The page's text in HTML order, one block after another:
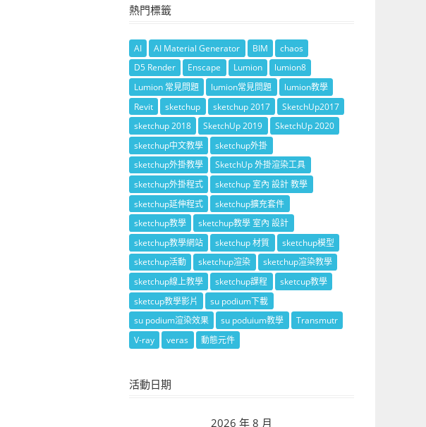
熱門標籤
AI AI Material Generator BIM
chaos
D5 Render
Enscape Lumion
lumion8
Lumion 常見問題
lumion常見問題
lumion教學
Revit
sketchup sketchup 2017
SketchUp2017
sketchup 2018
SketchUp 2019
SketchUp 2020
sketchup中文教學
sketchup外掛
sketchup外掛教學
SketchUp 外掛渲染工具
sketchup外掛程式
sketchup 室內 設計 教學
sketchup延伸程式
sketchup擴充套件
sketchup教學
sketchup教學 室內 設計
sketchup教學網站
sketchup 材質
sketchup模型
sketchup活動
sketchup渲染
sketchup渲染教學
sketchup線上教學
sketchup課程
sketcup教學
sketcup教學影片
su podium下載
su podium渲染效果
su poduium教學
Transmutr
V-ray
veras 動態元件
活動日期
2026 年 8 月